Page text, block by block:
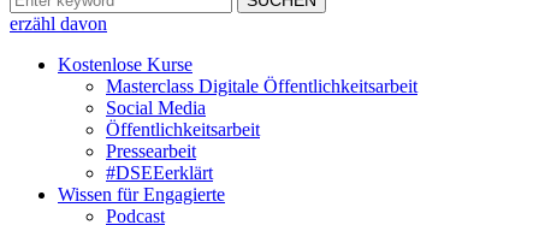
erzähl davon
Kostenlose Kurse
Masterclass Digitale Öffentlichkeitsarbeit
Social Media
Öffentlichkeitsarbeit
Pressearbeit
#DSEEerklärt
Wissen für Engagierte
Podcast